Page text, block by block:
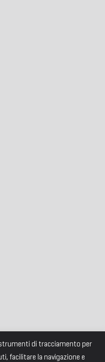
di tracciamento per
facilitare la navigazione e